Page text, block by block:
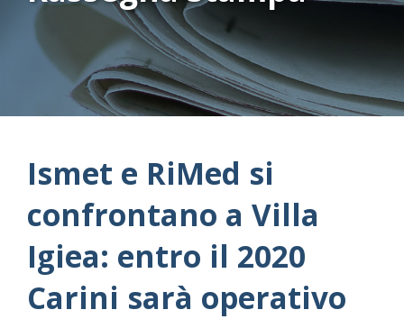
Ismet e RiMed si
confrontano a Villa
Igiea: entro il 2020
Carini sarà operativo